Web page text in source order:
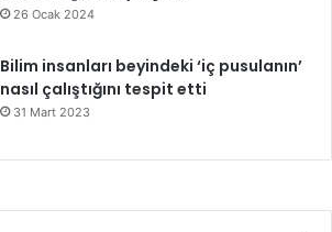
26 Ocak 2024
Bilim insanları beyindeki ‘iç pusulanın’
nasıl çalıştığını tespit etti
31 Mart 2023